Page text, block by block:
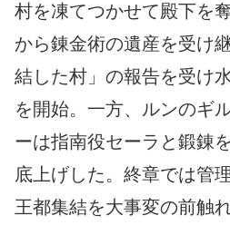
村を凍てつかせて殿下を
から錬金術の遺産を受け
結した村」の報告を受け
を開始。一方、ルンのギ
ーは指南役セーラと鍛錬
底上げした。終章では管
王都集結を大事変の前触